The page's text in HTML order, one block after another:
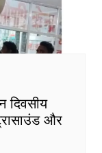
दिवसीय
और